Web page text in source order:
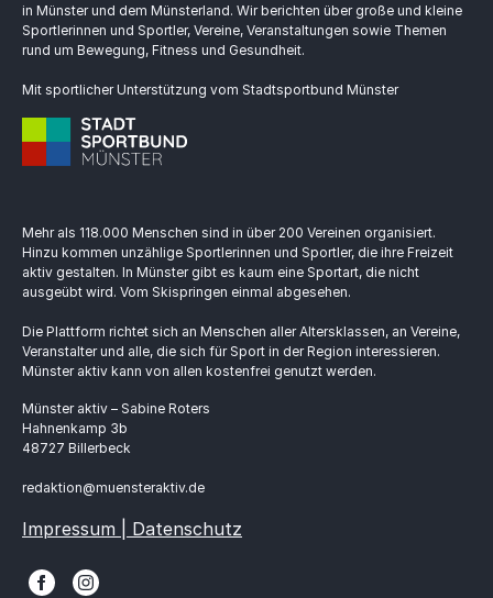
in Münster und dem Münsterland. Wir berichten über große und kleine
Sportlerinnen und Sportler, Vereine, Veranstaltungen sowie Themen
rund um Bewegung, Fitness und Gesundheit.
Mit sportlicher Unterstützung vom Stadtsportbund Münster
Mehr als 118.000 Menschen sind in über 200 Vereinen organisiert.
Hinzu kommen unzählige Sportlerinnen und Sportler, die ihre Freizeit
aktiv gestalten. In Münster gibt es kaum eine Sportart, die nicht
ausgeübt wird. Vom Skispringen einmal abgesehen.
Die Plattform richtet sich an Menschen aller Altersklassen, an Vereine,
Veranstalter und alle, die sich für Sport in der Region interessieren.
Münster aktiv kann von allen kostenfrei genutzt werden.
Münster aktiv – Sabine Roters
Hahnenkamp 3b
48727 Billerbeck
redaktion@muensteraktiv.de
Impressum | Datenschutz